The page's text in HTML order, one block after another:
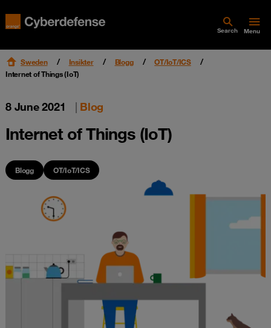
Search Menu
Sweden Insikter Blogg
OT/IoT/ICS
Internet of Things (IoT)
8 June 2021 | Blog
Internet of Things (IoT)
Blogg OT/IoT/ICS